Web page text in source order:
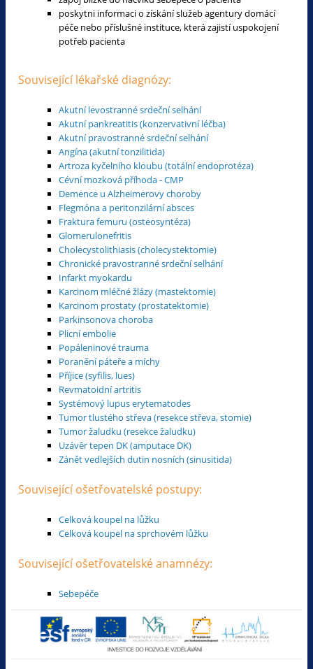
poskytni informaci o získání služeb agentury domácí
péče nebo příslušné instituce, která zajistí uspokojení
potřeb pacienta
Související lékařské diagnózy:
Akutní levostranné srdeční selhání
Akutní pankreatitis (konzervativní léčba)
Akutní pravostranné srdeční selhání
Angína (akutní tonzilitida)
Artroza kyčelního kloubu (totální endoprotéza)
Cévní mozková příhoda - CMP
Demence u Alzheimerovy choroby
Flegmóna a peritonzilární absces
Fraktura femuru (osteosyntéza)
Glomerulonefritis
Cholecystolithiasis (cholecystektomie)
Chronické pravostranné srdeční selhání
Infarkt myokardu
Karcinom mléčné žlázy (mastektomie)
Karcinom prostaty (prostatektomie)
Parkinsonova choroba
Plicní embolie
Popáleninové trauma
Poranění páteře a míchy
Příjice (syfilis, lues)
Revmatoidní artritis
Systémový lupus erytematodes
Tumor tlustého střeva (resekce střeva, stomie)
Tumor žaludku (resekce žaludku)
Uzávěr tepen DK (amputace DK)
Zánět vedlejších dutin nosních (sinusitida)
Související ošetřovatelské postupy:
Celková koupel na lůžku
Celková koupel na sprchovém lůžku
Související ošetřovatelské anamnézy:
Sebepéče